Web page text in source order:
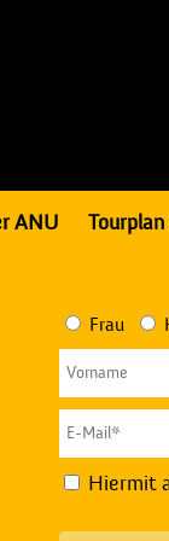
ANU
Frau
Hiermit